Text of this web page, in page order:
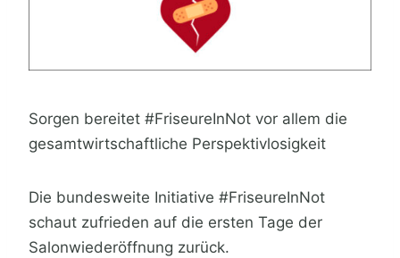
Sorgen bereitet #FriseureInNot vor allem die
gesamtwirtschaftliche Perspektivlosigkeit
Die bundesweite Initiative #FriseureInNot
schaut zufrieden auf die ersten Tage der
Salonwiederöffnung zurück.